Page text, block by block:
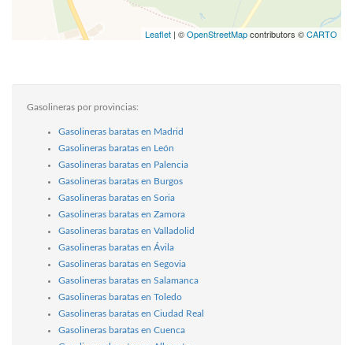
Leaflet | ©OpenStreetMapcontributors ©CARTO
Gasolineras por provincias:
Gasolineras baratas en Madrid
Gasolineras baratas en León
Gasolineras baratas en Palencia
Gasolineras baratas en Burgos
Gasolineras baratas en Soria
Gasolineras baratas en Zamora
Gasolineras baratas en Valladolid
Gasolineras baratas en Ávila
Gasolineras baratas en Segovia
Gasolineras baratas en Salamanca
Gasolineras baratas en Toledo
Gasolineras baratas en Ciudad Real
Gasolineras baratas en Cuenca